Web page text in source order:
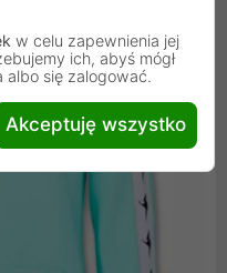
w celu zapewnienia jej
ich, abyś mógł
się zalogować.
Akceptuję wszystko